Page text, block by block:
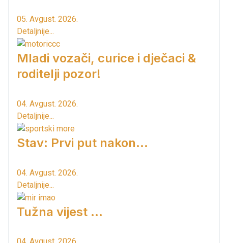
05. Avgust. 2026.
Detaljnije...
Mladi vozači, curice i dječaci &
roditelji pozor!
04. Avgust. 2026.
Detaljnije...
Stav: Prvi put nakon…
04. Avgust. 2026.
Detaljnije...
Tužna vijest ...